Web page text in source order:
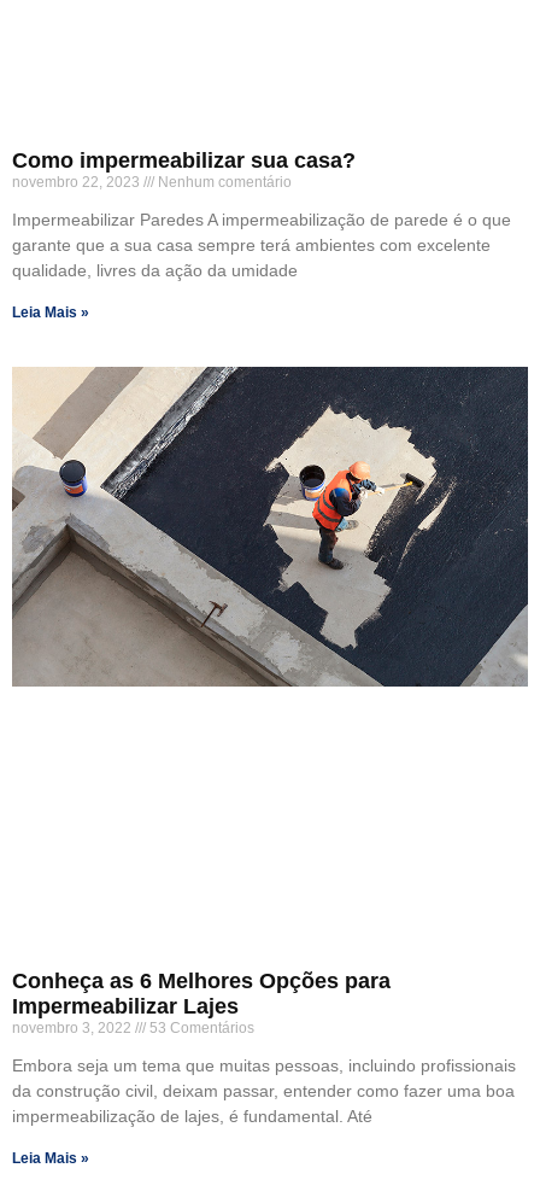
Como impermeabilizar sua casa?
novembro 22, 2023 Nenhum comentário
Impermeabilizar Paredes A impermeabilização de parede é o que
garante que a sua casa sempre terá ambientes com excelente
qualidade, livres da ação da umidade
Leia Mais »
Conheça as 6 Melhores Opções para
Impermeabilizar Lajes
novembro 3, 2022 53 Comentários
Embora seja um tema que muitas pessoas, incluindo profissionais
da construção civil, deixam passar, entender como fazer uma boa
impermeabilização de lajes, é fundamental. Até
Leia Mais »